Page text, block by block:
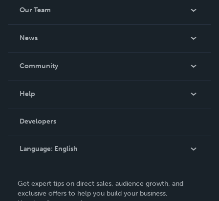
Our Team
News
In The News
Community
Podcast
Help
Order Lookup
Knowledge Base
Contact Support
Developers
Language: English
Deutsch
Get expert tips on direct sales, audience growth, and
exclusive offers to help you build your business.